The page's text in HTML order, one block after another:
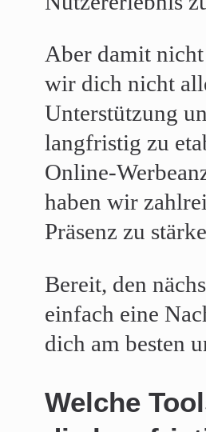
Aber damit nicht
wir dich nicht
Unterstützung
langfristig zu
Online-
haben wir
Präsenz zu
Bereit, den
einfach eine
dich am besten
Welche